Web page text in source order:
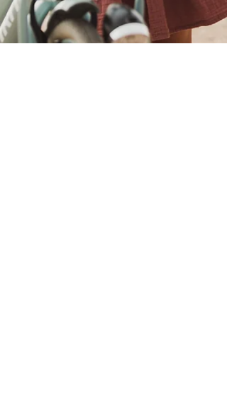
cm)
Dikte: 300 grams
Druk: deze kaarten zijn enkel